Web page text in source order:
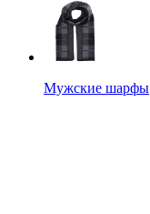
Мужские шарфы